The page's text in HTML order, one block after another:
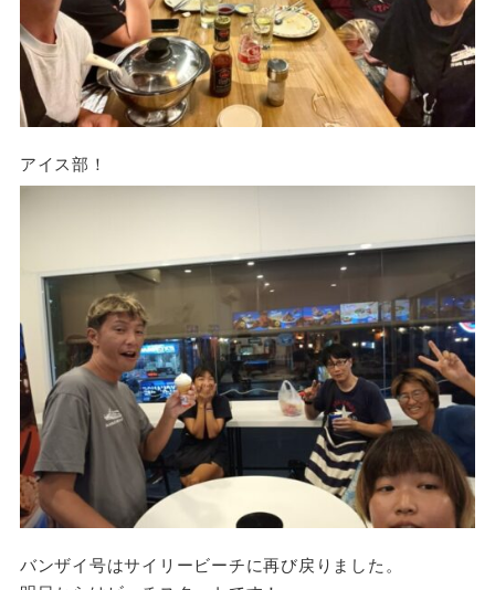
アイス部！
バンザイ号はサイリービーチに再び戻りました。